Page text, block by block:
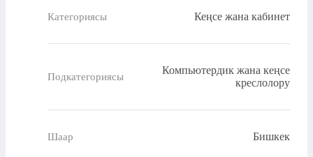
Категориясы Кеңсе жана кабинет
Подкатегориясы
Компьютердик жана кеңсе
креслолору
Шаар Бишкек